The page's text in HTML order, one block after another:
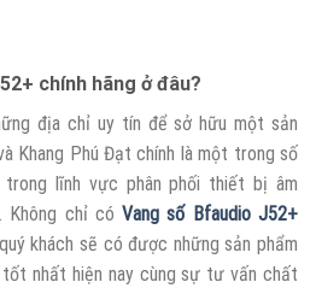
chính hãng ở đâu?
địa chỉ uy tín để sở hữu một sản
Khang Phú Đạt chính là một trong số
lĩnh vực phân phối thiết bị âm
Không chỉ cóVang số Bfaudio J52+
khách sẽ có được những sản phẩm
nhất hiện nay cùng sự tư vấn chất